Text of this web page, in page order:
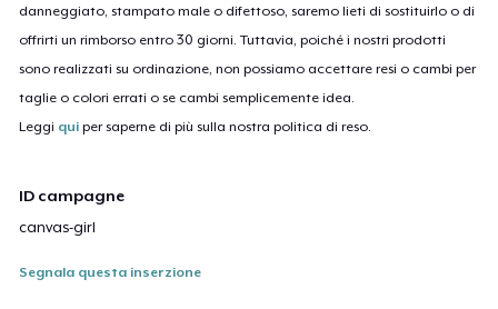
danneggiato, stampato male o difettoso, saremo lieti di sostituirlo o di
offrirti un rimborso entro 30 giorni. Tuttavia, poiché i nostri prodotti
sono realizzati su ordinazione, non possiamo accettare resi o cambi per
taglie o colori errati o se cambi semplicemente idea.
Leggi qui per saperne di più sulla nostra politica di reso.
ID campagne
canvas-girl
Segnala questa inserzione